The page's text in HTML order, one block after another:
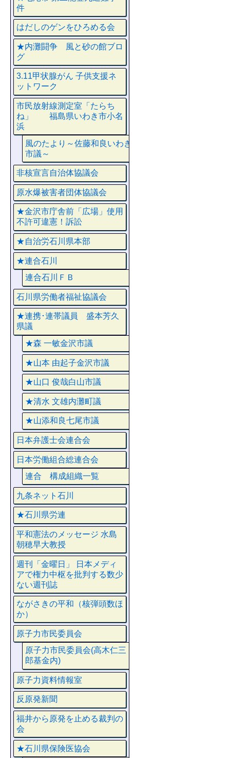
件
はだしのゲンをひろめる会
★内灘闘争 風と砂の館ブロ
グ
3.11甲状腺がん 子供支援ネ
ットワーク
市民放射線測定室「たらち
ね」 福島県いわき市小名
浜
風のたより～佐藤和良いわき
市議～
非核宣言自治体協議会
原水爆被害者団体協議会
★金沢市庁舎前「広場」使用
不許可違憲！訴訟
★自治労石川県本部
★連合石川
連合石川ＦＢ
石川県労働者福祉協議会
★連携･連帯議員 盛本芳久
県議
★森 一敏金沢市議
★山本 由起子金沢市議
★山口 俊哉白山市議
★清水 文雄内灘町議
★山添和良七尾市議
日本弁護士会連合会
日本労働組合総連合会
連合 構成組織一覧
九条ネット石川
★石川県労連
平和憲法のメッセージ 水島
朝穂早大教授
週刊「金曜日」 日本メディ
アで権力中枢を批判する数少
ない週刊誌
ながさきの平和（核弾頭数ほ
か）
原子力市民委員会
原子力市民委員会(高木仁三
郎基金内)
原子力資料情報室
反原発新聞
福井から原発を止める裁判の
会
★石川県保険医協会